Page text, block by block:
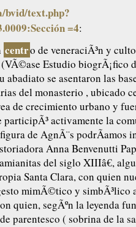
bvid/text.php?
=4:
centro de veneraciÃ³n y
Estudio biogrÃ¡fico
abadiato se asentaron las
del monasterio , ubicado
de crecimiento urbano y
participÃ³ activamente la
de AgnÃ¨s podrÃ­amos
Anna Benvenutti
del siglo XIIIâ€,
Santa Clara, con quien
mimÃ©tico y simbÃ³lico
quien, segÃºn la leyenda
parentesco ( sobrina de la